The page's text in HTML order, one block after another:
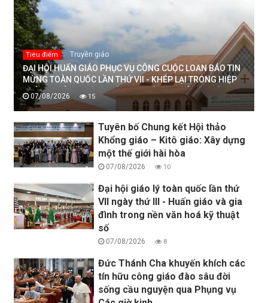
Tiêu điểm Truyền giáo
ĐẠI HỘI HUẤN GIÁO PHỤC VỤ CÔNG CUỘC LOAN BÁO TIN
MỪNG TOÀN QUỐC LẦN THỨ VII - KHÉP LẠI TRONG HIỆP
THÔNG, MỞ RA MỘT HƯỚNG ĐI MỚI CHO CÔNG CUỘC
HUẤN GIÁO VIỆT NAM
07/08/2026 15
Tuyên bố Chung kết Hội thảo
Khổng giáo – Kitô giáo: Xây dựng
một thế giới hài hòa
07/08/2026 10
Đại hội giáo lý toàn quốc lần thứ
VII ngày thứ III - Huấn giáo và gia
đình trong nền văn hoá kỹ thuật
số
07/08/2026 8
Đức Thánh Cha khuyến khích các
tín hữu công giáo đào sâu đời
sống cầu nguyện qua Phụng vụ